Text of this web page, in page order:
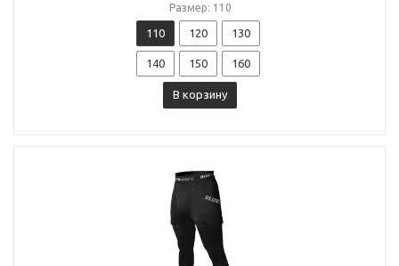
Размер: 110
110 120 130
140 150 160
В корзину